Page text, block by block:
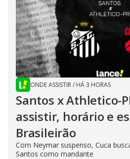
ONDE ASSISTIR/ HÁ 3 HORAS
Santos x Athletico-
assistir, horário e
Brasileirão
Com Neymar suspenso, Cuca
Santos como mandante